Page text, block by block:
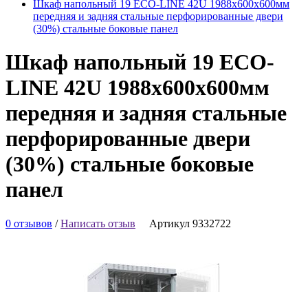
Шкаф напольный 19 ECO-LINE 42U 1988х600х600мм
передняя и задняя стальные перфорированные двери
(30%) стальные боковые панел
Шкаф напольный 19 ECO-
LINE 42U 1988х600х600мм
передняя и задняя стальные
перфорированные двери
(30%) стальные боковые
панел
0 отзывов /Написать отзыв Артикул 9332722